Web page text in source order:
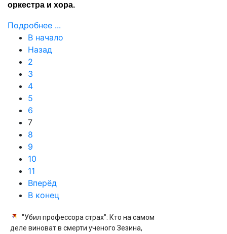
оркестра и хора.
Подробнее ...
В начало
Назад
2
3
4
5
6
7
8
9
10
11
Вперёд
В конец
"Убил профессора страх": Кто на самом
деле виноват в смерти ученого Зезина,